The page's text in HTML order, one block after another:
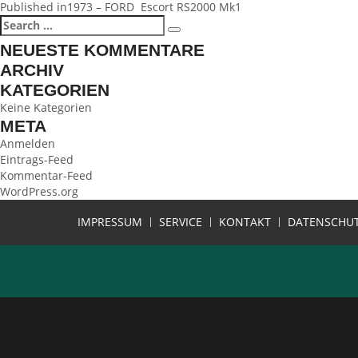
BEITRAGSNAVIGATION
Published in1973 – FORD Escort RS2000 Mk1
Search
for:
Search
NEUESTE KOMMENTARE
ARCHIV
KATEGORIEN
Keine Kategorien
META
Anmelden
Eintrags-Feed
Kommentar-Feed
WordPress.org
IMPRESSUM
SERVICE KONTAKT